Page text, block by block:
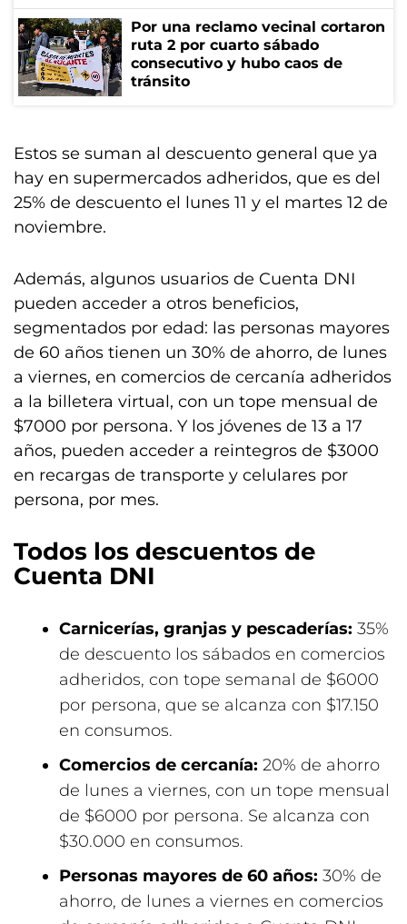
Por una reclamo vecinal cortaron
ruta 2 por cuarto sábado
consecutivo y hubo caos de
tránsito
Estos se suman al descuento general que ya
hay en supermercados adheridos, que es del
25% de descuento el lunes 11 y el martes 12 de
noviembre.
Además, algunos usuarios de Cuenta DNI
pueden acceder a otros beneficios,
segmentados por edad: las personas mayores
de 60 años tienen un 30% de ahorro, de lunes
a viernes, en comercios de cercanía adheridos
a la billetera virtual, con un tope mensual de
$7000 por persona. Y los jóvenes de 13 a 17
años, pueden acceder a reintegros de $3000
en recargas de transporte y celulares por
persona, por mes.
Todos los descuentos de
Cuenta DNI
Carnicerías, granjas y pescaderías: 35%
de descuento los sábados en comercios
adheridos, con tope semanal de $6000
por persona, que se alcanza con $17.150
en consumos.
Comercios de cercanía: 20% de ahorro
de lunes a viernes, con un tope mensual
de $6000 por persona. Se alcanza con
$30.000 en consumos.
Personas mayores de 60 años: 30% de
ahorro, de lunes a viernes en comercios